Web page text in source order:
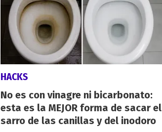
HACKS
No es con vinagre ni bicarbonato:
esta es la MEJOR forma de sacar el
sarro de las canillas y del inodoro